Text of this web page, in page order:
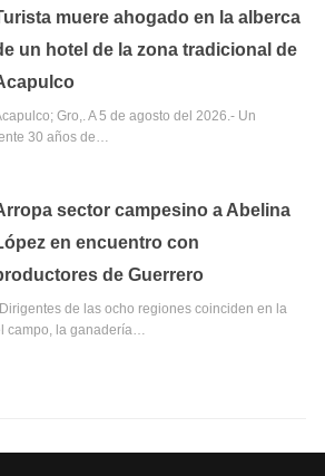
muere ahogado en la alberca
un hotel de la zona tradicional de
Gro,. A 5 de agosto del 2026.- Un
30 años de…
sector campesino a Abelina
en encuentro con
de Guerrero
de las ocho regiones coinciden en la
campo, la ganadería…